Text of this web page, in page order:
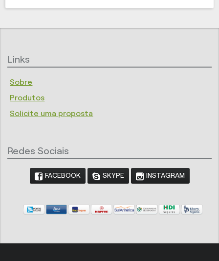
Links
Sobre
Produtos
Solicite uma proposta
Redes Sociais
FACEBOOK SKYPE INSTAGRAM